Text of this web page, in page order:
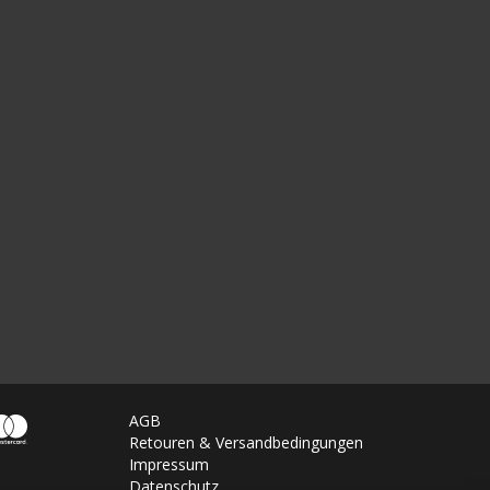
AGB
Retouren & Versandbedingungen
Impressum
Datenschutz